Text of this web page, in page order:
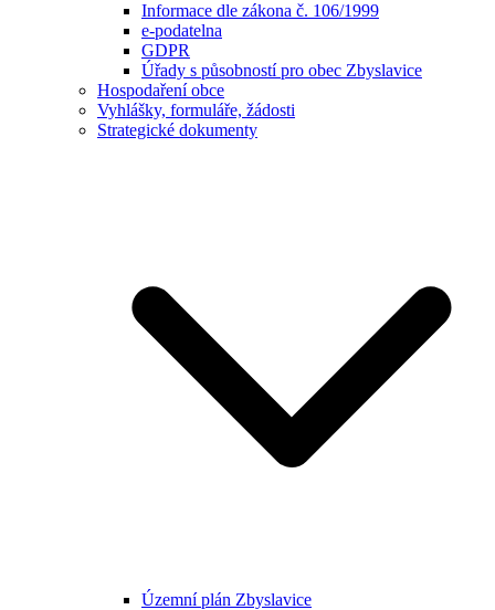
Informace dle zákona č. 106/1999
e-podatelna
GDPR
Úřady s působností pro obec Zbyslavice
Hospodaření obce
Vyhlášky, formuláře, žádosti
Strategické dokumenty
Územní plán Zbyslavice